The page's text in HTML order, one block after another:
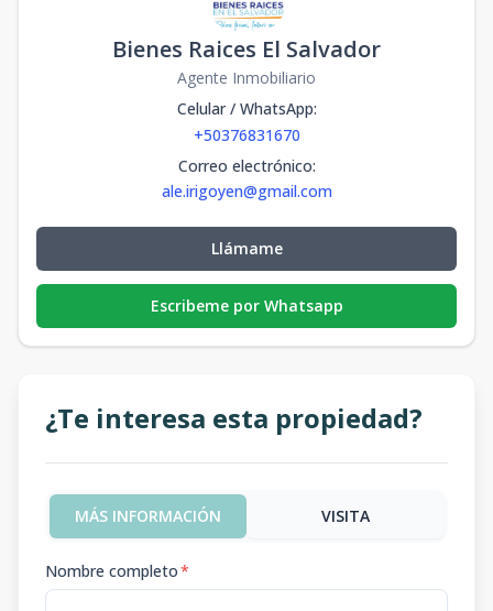
Bienes Raices El Salvador
Agente Inmobiliario
Celular / WhatsApp:
+50376831670
Correo electrónico:
ale.irigoyen@gmail.com
Llámame
Escribeme por Whatsapp
¿Te interesa esta propiedad?
MÁS INFORMACIÓN VISITA
Nombre completo*